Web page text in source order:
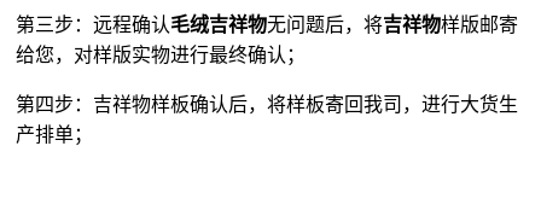
第三步：远程确认毛绒吉祥物无问题后，将吉祥物样版邮寄
给您，对样版实物进行最终确认；
第四步：吉祥物样板确认后，将样板寄回我司，进行大货生
产排单；